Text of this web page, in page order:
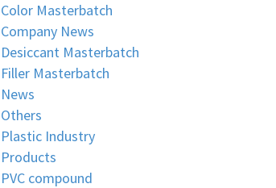
Color Masterbatch
Company News
Desiccant Masterbatch
Filler Masterbatch
News
Others
Plastic Industry
Products
PVC compound